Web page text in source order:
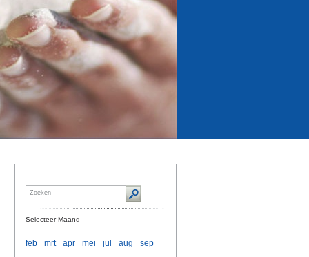
Selecteer Maand
feb mrt apr mei jul aug
sep